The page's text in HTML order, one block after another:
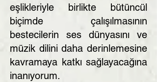
eşlikleriyle birlikte bütüncül
biçimde çalışılmasının
bestecilerin ses dünyasını ve
müzik dilini daha derinlemesine
kavramaya katkı sağlayacağına
inanıyorum.